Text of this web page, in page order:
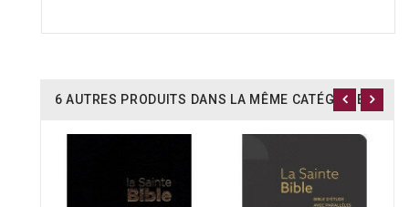
6 AUTRES PRODUITS DANS LA MÊME CATÉGORIE :